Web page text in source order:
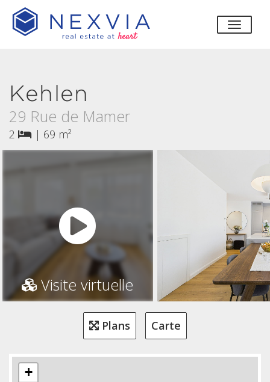
Kehlen
29 Rue de Mamer
2 | 69 m²
Visite virtuelle
Plans Carte
+